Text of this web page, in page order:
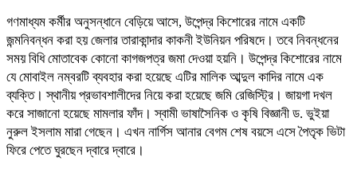
গণমাধ্যম কর্মীর অনুসন্ধানে বেড়িয়ে আসে, উপেন্দ্র কিশোরের নামে একটি
জন্মনিবন্ধন করা হয় জেলার তারাকান্দার কাকনী ইউনিয়ন পরিষদে। তবে নিবন্ধনের
সময় বিধি মোতাবেক কোনো কাগজপত্র জমা দেওয়া হয়নি। উপেন্দ্র কিশোরের নামে
যে মোবাইল নম্বরটি ব্যবহার করা হয়েছে এটির মালিক আব্দুল কাদির নামে এক
ব্যক্তি। স্থানীয় প্রভাবশালীদের নিয়ে করা হয়েছে জমি রেজিস্ট্রি। জায়গা দখল
করে সাজানো হয়েছে মামলার ফাঁদ। স্বামী ভাষাসৈনিক ও কৃষি বিজ্ঞানী ড. ভুইয়া
নুরুল ইসলাম মারা গেছেন। এখন নার্গিস আনার বেগম শেষ বয়সে এসে পৈতৃক ভিটা
ফিরে পেতে ঘুরছেন দ্বারে দ্বারে।